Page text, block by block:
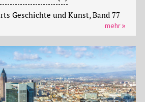
Geschichte und Kunst, Band 77
mehr